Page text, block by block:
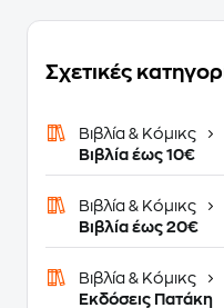
Σχετικές
Βιβλία & Κόμικς
Βιβλία έως 10€
Βιβλία & Κόμικς
Βιβλία έως 20€
Βιβλία & Κόμικς
Εκδόσεις Πατάκη